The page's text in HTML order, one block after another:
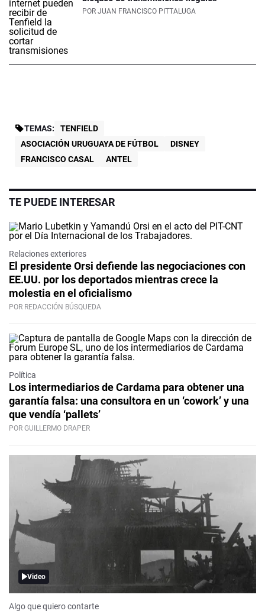
POR JUAN FRANCISCO PITTALUGA
TEMAS:
TENFIELD
ASOCIACIÓN URUGUAYA DE FÚTBOL
DISNEY
FRANCISCO CASAL
ANTEL
TE PUEDE INTERESAR
Relaciones exteriores
El presidente Orsi defiende las negociaciones con
EE.UU. por los deportados mientras crece la
molestia en el oficialismo
POR REDACCIÓN BÚSQUEDA
Política
Los intermediarios de Cardama para obtener una
garantía falsa: una consultora en un ‘cowork’ y una
que vendía ‘pallets’
POR GUILLERMO DRAPER
Video
Algo que quiero contarte